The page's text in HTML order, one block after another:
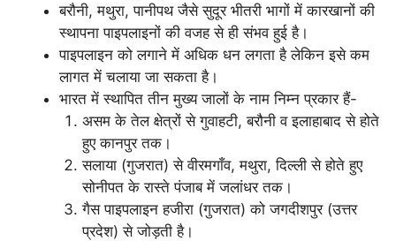
बरौनी, मथुरा, पानीपथ जैसे सुदूर भीतरी भागों में कारखानों की
स्थापना पाइपलाइनों की वजह से ही संभव हुई है।
पाइपलाइन को लगाने में अधिक धन लगता है लेकिन इसे कम
लागत में चलाया जा सकता है।
भारत में स्थापित तीन मुख्य जालों के नाम निम्न प्रकार हैं-
असम के तेल क्षेत्रों से गुवाहटी, बरौनी व इलाहाबाद से होते
हुए कानपुर तक।
सलाया (गुजरात) से वीरमगाँव, मथुरा, दिल्ली से होते हुए
सोनीपत के रास्ते पंजाब में जलांधर तक।
गैस पाइपलाइन हजीरा (गुजरात) को जगदीशपुर (उत्तर
प्रदेश) से जोड़ती है।